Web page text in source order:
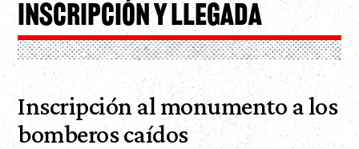
Inscripción y llegada
Inscripción al monumento a los
bomberos caídos